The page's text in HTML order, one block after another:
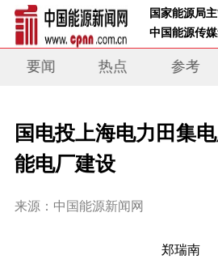
国家能源局
中国能源传
要闻 热点 参考
国电投上海电力田集
能电厂建设
来源：中国能源新闻网
郑瑞南